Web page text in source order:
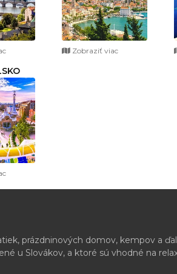
Zobraziť viac
prázdninových domov, kempov a
u Slovákov, a ktoré sú vhodné na